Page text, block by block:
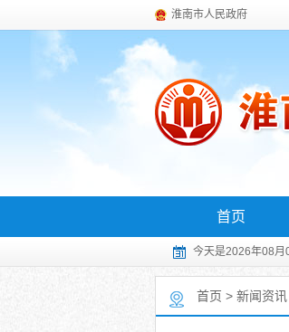
淮南市人民政府
首页
今天是2026年08月
首页 > 新闻资讯